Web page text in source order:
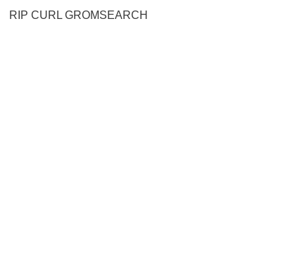
RIP CURL GROMSEARCH